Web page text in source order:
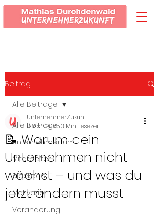
Beitrag
Alle Beiträge
Unternehmertum
Mitarbeiter
Blockade
Motivation
Veränderung
Alle Beiträge
📝 Warum dein
Unternehmen nicht
wächst – und was du
jetzt ändern musst
UnternehmerZukunft
8. Apr. 20253 Min. Lesezeit